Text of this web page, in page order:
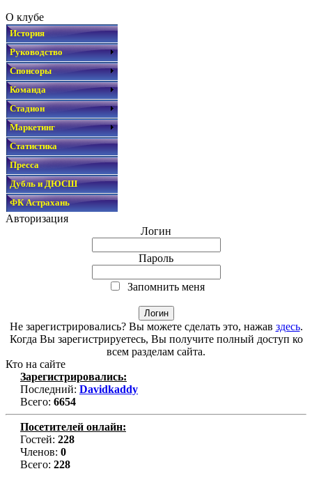
О клубе
История
Руководство
Спонсоры
Команда
Стадион
Маркетинг
Статистика
Пресса
Дубль и ДЮСШ
ФК Астрахань
Авторизация
Логин
Пароль
Запомнить меня
Не зарегистрировались? Вы можете сделать это, нажав здесь.
Когда Вы зарегистрируетесь, Вы получите полный доступ ко
всем разделам сайта.
Кто на сайте
Зарегистрировались:
Последний: Davidkaddy
Всего: 6654
Посетителей онлайн:
Гостей: 228
Членов: 0
Всего: 228